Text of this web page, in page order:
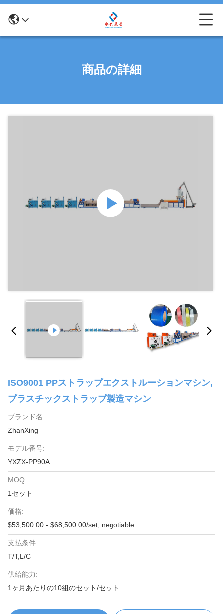
商品の詳細
ISO9001 PPストラップエクストルーションマシン,
プラスチックストラップ製造マシン
ブランド名:
ZhanXing
モデル番号:
YXZX-PP90A
MOQ:
1セット
価格:
$53,500.00 - $68,500.00/set, negotiable
支払条件:
T/T,L/C
供給能力:
1ヶ月あたりの10組のセット/セット